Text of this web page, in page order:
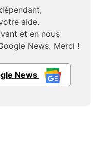
aide.
et en nous
News. Merci !
News